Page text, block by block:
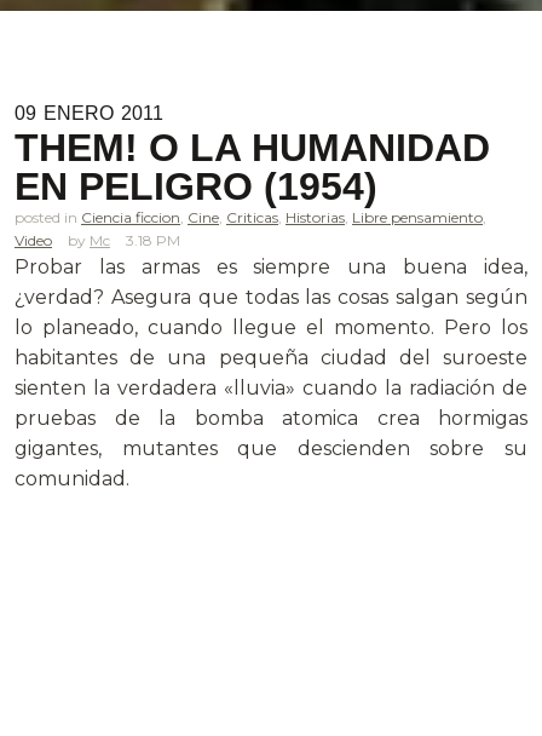
09 ENERO 2011
THEM! O LA HUMANIDAD
EN PELIGRO (1954)
posted in Ciencia ficcion, Cine, Criticas, Historias, Libre pensamiento,
Video
Mc 3.18 PM
Probar las armas es siempre una buena idea,
¿verdad? Asegura que todas las cosas salgan según
lo planeado, cuando llegue el momento. Pero los
habitantes de una pequeña ciudad del suroeste
sienten la verdadera «lluvia» cuando la radiación de
pruebas de la bomba atomica crea hormigas
gigantes, mutantes que descienden sobre su
comunidad.